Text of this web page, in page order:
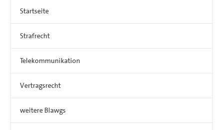
Startseite
Strafrecht
Telekommunikation
Vertragsrecht
weitere Blawgs